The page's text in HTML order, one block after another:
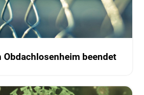
Obdachlosenheim beendet